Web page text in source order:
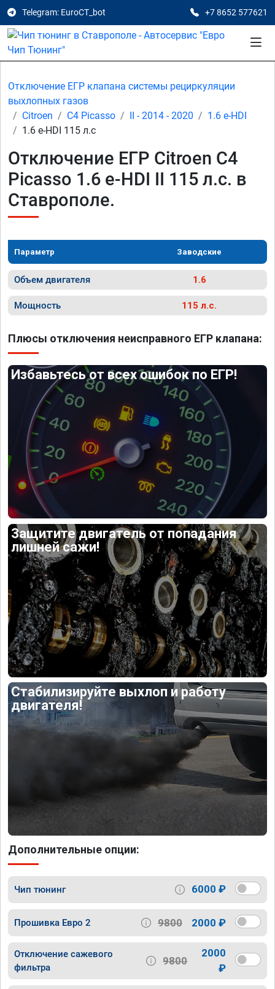
Telegram: EuroCT_bot +7 8652 577621
Отключение ЕГР клапана системы рециркуляции
выхлопных газов
Citroen
C4 Picasso II - 2014 - 2020
1.6 e-HDI
1.6 e-HDI 115 л.с
Отключение ЕГР Citroen C4
Picasso 1.6 e-HDI II 115 л.с. в
Ставрополе.
Параметр Заводские
Объем двигателя 1.6
Мощность 115 л.с.
Плюсы отключения неисправного ЕГР клапана:
Избавьтесь от всех ошибок по ЕГР!
Защитите двигатель от попадания
лишней сажи!
Стабилизируйте выхлоп и работу
двигателя!
Дополнительные опции:
Чип тюнинг 6000 ₽
Прошивка Евро 2 9800 2000 ₽
Отключение сажевого
фильтра
9800
2000
₽